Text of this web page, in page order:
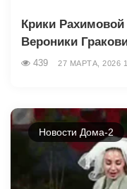
Крики
Вероники
439 27 МАРТА, 2026
Новости Дома-2